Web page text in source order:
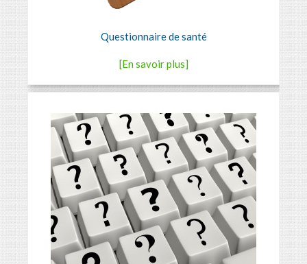
Questionnaire de santé
[En savoir plus]